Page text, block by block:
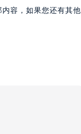
内容，如果您还有其他